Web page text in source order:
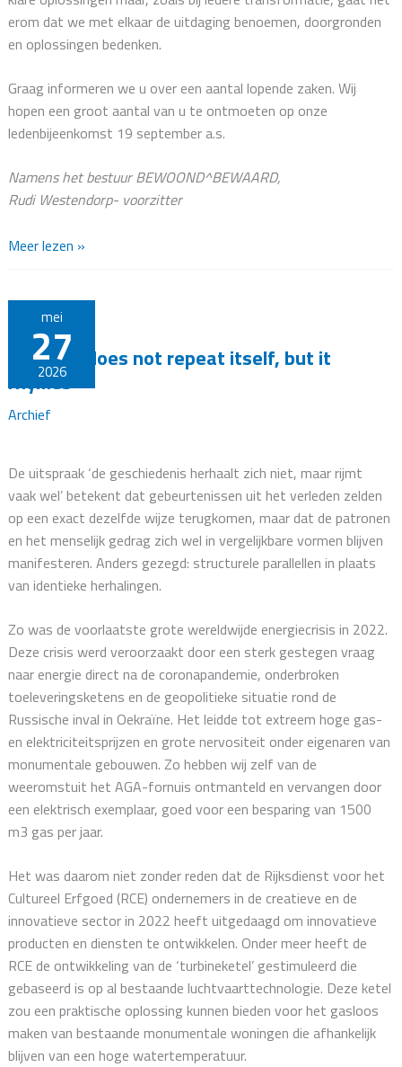
erom dat we met elkaar de uitdaging benoemen, doorgronden
en oplossingen bedenken.
Graag informeren we u over een aantal lopende zaken. Wij
hopen een groot aantal van u te ontmoeten op onze
ledenbijeenkomst 19 september a.s.
Namens het bestuur BEWOOND^BEWAARD,
Rudi Westendorp- voorzitter
“Het
over
wachten
storm
is.
Het
gaat
over
leren
dansen
de
regen.”
–
Vivian
Greene
Meer lezen »
mei
27
2026
“History does not repeat itself, but it
rhymes”
Archief
De uitspraak ‘de geschiedenis herhaalt zich niet, maar rijmt
vaak wel’ betekent dat gebeurtenissen uit het verleden zelden
op een exact dezelfde wijze terugkomen, maar dat de patronen
en het menselijk gedrag zich wel in vergelijkbare vormen blijven
manifesteren. Anders gezegd: structurele parallellen in plaats
van identieke herhalingen.
Zo was de voorlaatste grote wereldwijde energiecrisis in 2022.
Deze crisis werd veroorzaakt door een sterk gestegen vraag
naar energie direct na de coronapandemie, onderbroken
toeleveringsketens en de geopolitieke situatie rond de
Russische inval in Oekraïne. Het leidde tot extreem hoge gas-
en elektriciteitsprijzen en grote nervositeit onder eigenaren van
monumentale gebouwen. Zo hebben wij zelf van de
weeromstuit het AGA-fornuis ontmanteld en vervangen door
een elektrisch exemplaar, goed voor een besparing van 1500
m3 gas per jaar.
Het was daarom niet zonder reden dat de Rijksdienst voor het
Cultureel Erfgoed (RCE) ondernemers in de creatieve en de
innovatieve sector in 2022 heeft uitgedaagd om innovatieve
producten en diensten te ontwikkelen. Onder meer heeft de
RCE de ontwikkeling van de ‘turbineketel’ gestimuleerd die
gebaseerd is op al bestaande luchtvaarttechnologie. Deze ketel
zou een praktische oplossing kunnen bieden voor het gasloos
maken van bestaande monumentale woningen die afhankelijk
blijven van een hoge watertemperatuur.